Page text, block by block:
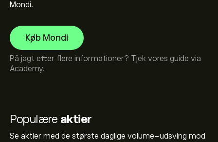
Populære aktier
Se aktier med de største daglige volume-udsving mod
Mondi.
Køb Mondi
På jagt efter flere informationer? Tjek vores guide via
Academy.